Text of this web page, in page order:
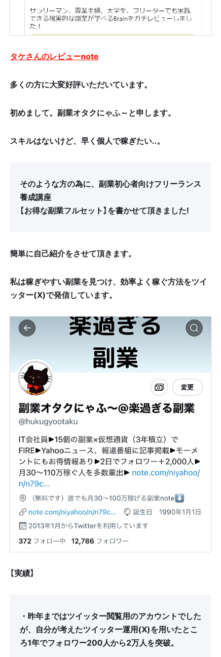
タケさんのレビューnote
多くの方に大変好評いただいています。
初めまして。副業オタクにゃふ～と申します。
スキルはないけど、早く個人で稼ぎたい..。
そのような方の為に、副業初心者向けフリーランス
養成講座
【お得な副業フルセット】を書かせて頂きました!
簡単に自己紹介をさせて頂きます。
私は稼ぎやすい副業を見つけ、効率よく稼ぐ方法をツイ
ッター(X)で発信しています。
【実績】
・昨年まではツイッター閲覧用のアカウントでした
が、自分が考えたツイッター運用(X)を用いたとこ
ろ1年でフォロワー200人から2万人を突破。